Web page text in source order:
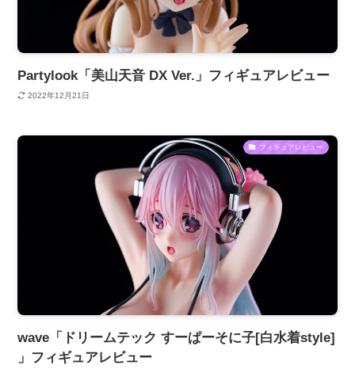
Partylook「美山天音 DX Ver.」フィギュアレビュー
2022年12月21日
フィギュアレビュー
wave「ドリームテック すーぱーそに子[白水着style]
」フィギュアレビュー